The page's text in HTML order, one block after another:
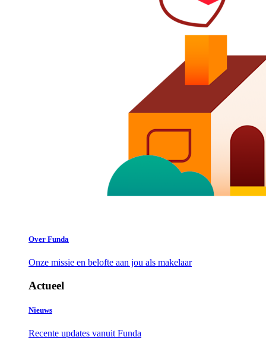
Over Funda
Onze missie en belofte aan jou als makelaar
Actueel
Nieuws
Recente updates vanuit Funda